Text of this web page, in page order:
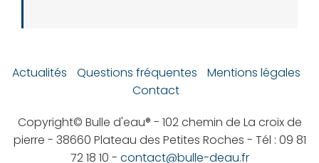
Actualités Questions fréquentes
Mentions légales
Contact
Copyright© Bulle d'eau® - 102 chemin de La croix de
pierre - 38660 Plateau des Petites Roches - Tél : 09 81
72 18 10 - contact@bulle-deau.fr